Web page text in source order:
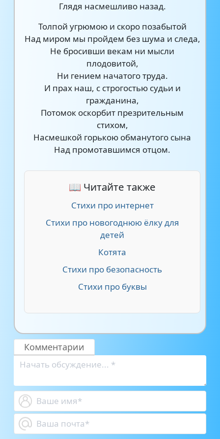
Глядя насмешливо назад.
Толпой угрюмою и скоро позабытой
Над миром мы пройдем без шума и следа,
Не бросивши векам ни мысли
плодовитой,
Ни гением начатого труда.
И прах наш, с строгостью судьи и
гражданина,
Потомок оскорбит презрительным
стихом,
Насмешкой горькою обманутого сына
Над промотавшимся отцом.
📖 Читайте также
Стихи про интернет
Стихи про новогоднюю ёлку для
детей
Котята
Стихи про безопасность
Стихи про буквы
Комментарии